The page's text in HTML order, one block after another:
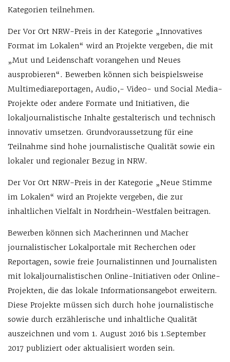
Kategorien teilnehmen.
Der Vor Ort NRW-Preis in der Kategorie „Innovatives
Format im Lokalen“ wird an Projekte vergeben, die mit
„Mut und Leidenschaft vorangehen und Neues
ausprobieren“. Bewerben können sich beispielsweise
Multimediareportagen, Audio,- Video- und Social Media-
Projekte oder andere Formate und Initiativen, die
lokaljournalistische Inhalte gestalterisch und technisch
innovativ umsetzen. Grundvoraussetzung für eine
Teilnahme sind hohe journalistische Qualität sowie ein
lokaler und regionaler Bezug in NRW.
Der Vor Ort NRW-Preis in der Kategorie „Neue Stimme
im Lokalen“ wird an Projekte vergeben, die zur
inhaltlichen Vielfalt in Nordrhein-Westfalen beitragen.
Bewerben können sich Macherinnen und Macher
journalistischer Lokalportale mit Recherchen oder
Reportagen, sowie freie Journalistinnen und Journalisten
mit lokaljournalistischen Online-Initiativen oder Online-
Projekten, die das lokale Informationsangebot erweitern.
Diese Projekte müssen sich durch hohe journalistische
sowie durch erzählerische und inhaltliche Qualität
auszeichnen und vom 1. August 2016 bis 1.September
2017 publiziert oder aktualisiert worden sein.